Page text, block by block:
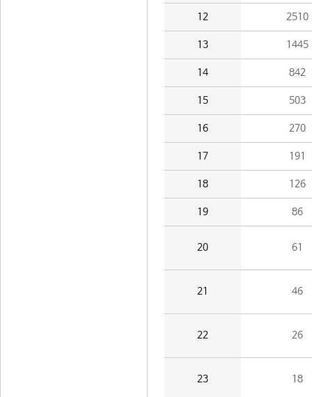
12 2510
13 1445
14 842
15 503
16 270
17 191
18 126
19 86
20 61
21 46
22 26
23 18